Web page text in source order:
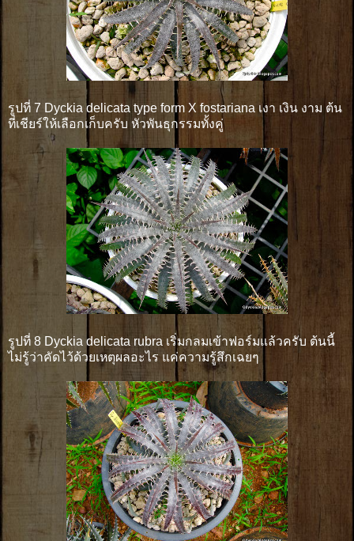
รูปที่ 7 Dyckia delicata type form X fostariana เงา เงิน งาม ต้น
ที่เชียร์ให้เลือกเก็บครับ หัวพันธุกรรมทั้งคู่
รูปที่ 8 Dyckia delicata rubra เริ่มกลมเข้าฟอร์มแล้วครับ ต้นนี้
ไม่รู้ว่าคัดไว้ด้วยเหตุผลอะไร แค่ความรู้สึกเฉยๆ